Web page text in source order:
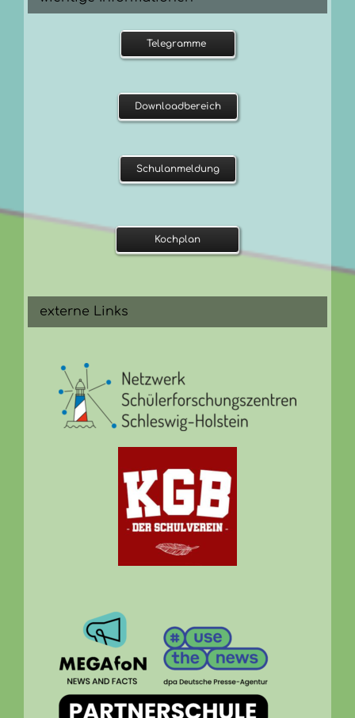
Telegramme
Downloadbereich
Schulanmeldung
Kochplan
externe Links